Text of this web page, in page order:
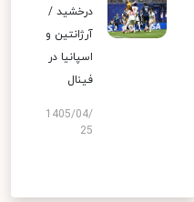
درخشید /
آرژانتین و
اسپانیا در
فینال
1405/04/
25